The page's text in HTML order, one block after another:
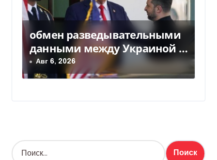
обмен разведывательными
данными между Украиной и
США значительно вырос, —
Politico
Авг 6, 2026
Н
а